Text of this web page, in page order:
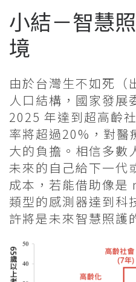
小結－智慧
境
由於台灣生不如死（
人口結構，國家發展
2025 年達到超高齡
率將超過20%，對醫
大的負擔。相信多數
未來的自己給下一代
成本，若能借助像是
類型的感測器達到科
許將是未來智慧照護